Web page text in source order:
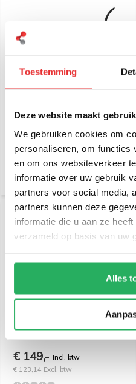
Toestemming
Deze website maakt
We gebruiken cookies om
personaliseren, om functies
en om ons websiteverkeer
informatie over uw gebruik
partners voor social media,
partners kunnen deze
informatie die u aan ze
verzameld op basis van uw
Alles
Intelligent 6-port USB
Charger 5V/12A
€ 119,-Incl. btw
€ 98,35 Excl. btw
RAM Mount IntelliSkin™
Next Gen voor Apple iPad
10th/11th Gen
€ 149,- Incl. btw
€ 123,14 Excl. btw